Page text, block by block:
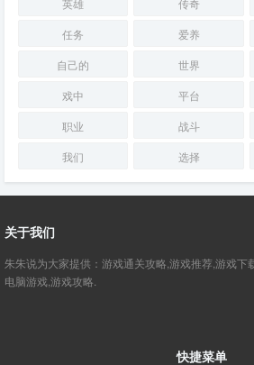
英雄
传奇
任务
爱养
自己的
世界
戏中
平台
职业
战斗
我们
选择
关于我们
朱朱说为大家提供：游戏通关攻略,游戏推荐,游戏下
电脑游戏,游戏攻略.
快捷菜单